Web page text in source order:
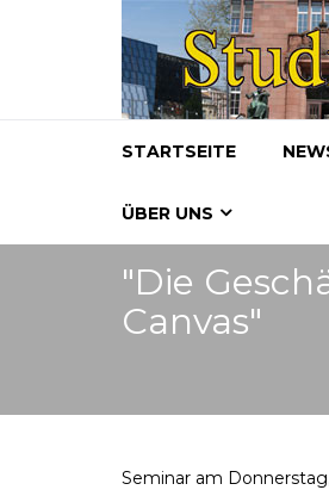
STARTSEITE
ÜBER UNS
"Die
Canvas"
Seminar am